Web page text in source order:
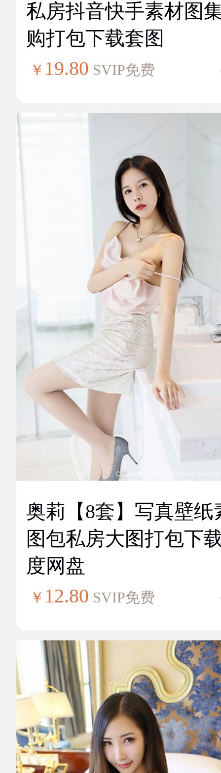
私房抖音快手素材图
购打包下载套图
￥ 19.80 SVIP免费
奥莉【8套】写真壁纸
图包私房大图打包下
度网盘
￥ 12.80 SVIP免费